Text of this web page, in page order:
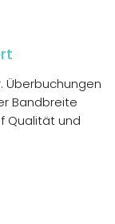
Überbuchungen
Bandbreite
Qualität und